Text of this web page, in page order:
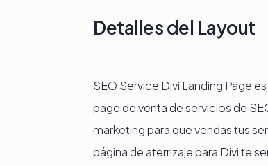
Detalles del Layout
SEO Service Divi Landing Page
page de venta de servicios de
marketing para que vendas tus
página de aterrizaje para Divi te